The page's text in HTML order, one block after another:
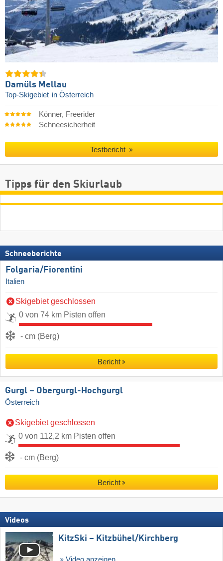
Damüls Mellau
Top-Skigebiet in Österreich
Könner, Freerider
Schneesicherheit
Testbericht
Tipps für den Skiurlaub
Schneeberichte
Folgaria/​Fiorentini
Italien
Skigebiet geschlossen
0 von 74 km Pisten offen
- cm (Berg)
Bericht
Gurgl – Obergurgl-Hochgurgl
Österreich
Skigebiet geschlossen
0 von 112,2 km Pisten offen
- cm (Berg)
Bericht
Videos
KitzSki – Kitzbühel/​Kirchberg